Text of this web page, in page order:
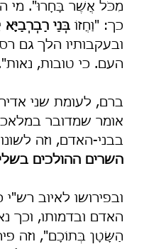
מִכֹּל אֲשֶׁר בָּחָרוּ". מי
כך: "וַחֲזוֹ בְּנֵי רַבְרְבַיָּא
ובעקבותיו הלך גם
העם. כי טובות,
ברם, לעומת שני
אומר שמדובר
בבני-האדם, וזה
השרים ההולכים
ובפירושו לאיוב
האדם ובדמותו, וכך
הַשָּׂטָן בְּתוֹכָם", וזה